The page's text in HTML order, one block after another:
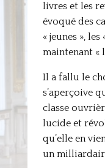
livres et les
évoqué des
« jeunes », les
maintenant «
Il a fallu le
s’aperçoive
classe
lucide et
qu’elle en
un